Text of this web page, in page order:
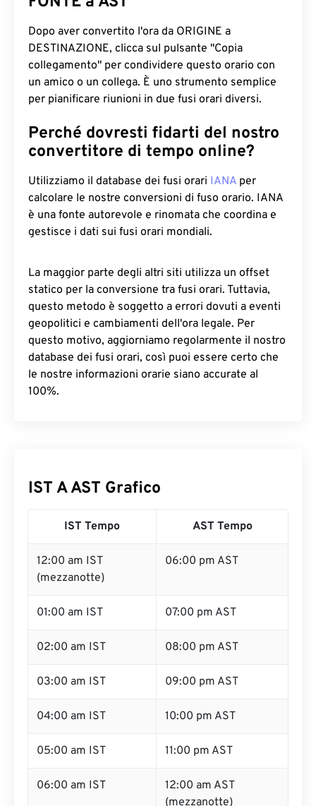
Dopo aver convertito l'ora da ORIGINE a
DESTINAZIONE, clicca sul pulsante "Copia
collegamento" per condividere questo orario con
un amico o un collega. È uno strumento semplice
per pianificare riunioni in due fusi orari diversi.
Perché dovresti fidarti del nostro
convertitore di tempo online?
Utilizziamo il database dei fusi orari IANA per
calcolare le nostre conversioni di fuso orario. IANA
è una fonte autorevole e rinomata che coordina e
gestisce i dati sui fusi orari mondiali.
La maggior parte degli altri siti utilizza un offset
statico per la conversione tra fusi orari. Tuttavia,
questo metodo è soggetto a errori dovuti a eventi
geopolitici e cambiamenti dell'ora legale. Per
questo motivo, aggiorniamo regolarmente il nostro
database dei fusi orari, così puoi essere certo che
le nostre informazioni orarie siano accurate al
100%.
IST A AST Grafico
IST Tempo AST Tempo
12:00 am IST
(mezzanotte)
06:00 pm AST
01:00 am IST 07:00 pm AST
02:00 am IST 08:00 pm AST
03:00 am IST 09:00 pm AST
04:00 am IST 10:00 pm AST
05:00 am IST 11:00 pm AST
06:00 am IST
12:00 am AST
(mezzanotte)